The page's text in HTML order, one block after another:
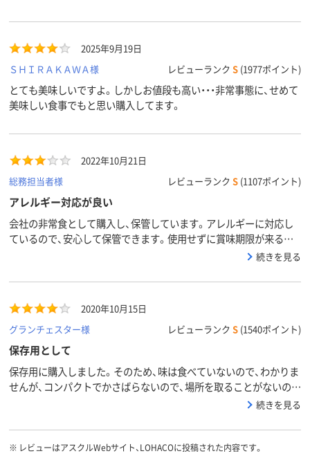
2025年9月19日
ＳＨＩＲＡＫＡＷＡ様
レビューランク S (1977ポイント)
とても美味しいですよ。しかしお値段も高い・・・非常事態に、せめて
美味しい食事でもと思い購入してます。
2022年10月21日
総務担当者様
レビューランク S (1107ポイント)
アレルギー対応が良い
会社の非常食として購入し、保管しています。アレルギーに対応し
ているので、安心して保管できます。使用せずに賞味期限が来るこ
続きを見る
2020年10月15日
グランチェスター様
レビューランク S (1540ポイント)
保存用として
保存用に購入しました。そのため、味は食べていないので、わかりま
せんが、コンパクトでかさばらないので、場所を取ることがないので
その点ではいいです。ただし、単価が他と比べてちょっと高いです。
続きを見る
※ レビューはアスクルWebサイト、LOHACOに投稿された内容です。